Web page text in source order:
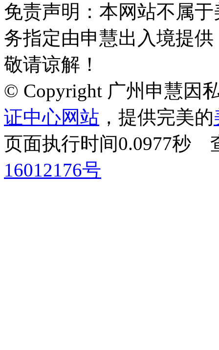
免责声明：本网站不属
务指定由申慧出入境提
敬请谅解！
© Copyright 广州申慧因
证中心网站 ，提供完美的
页面执行时间0.0977
16012176号